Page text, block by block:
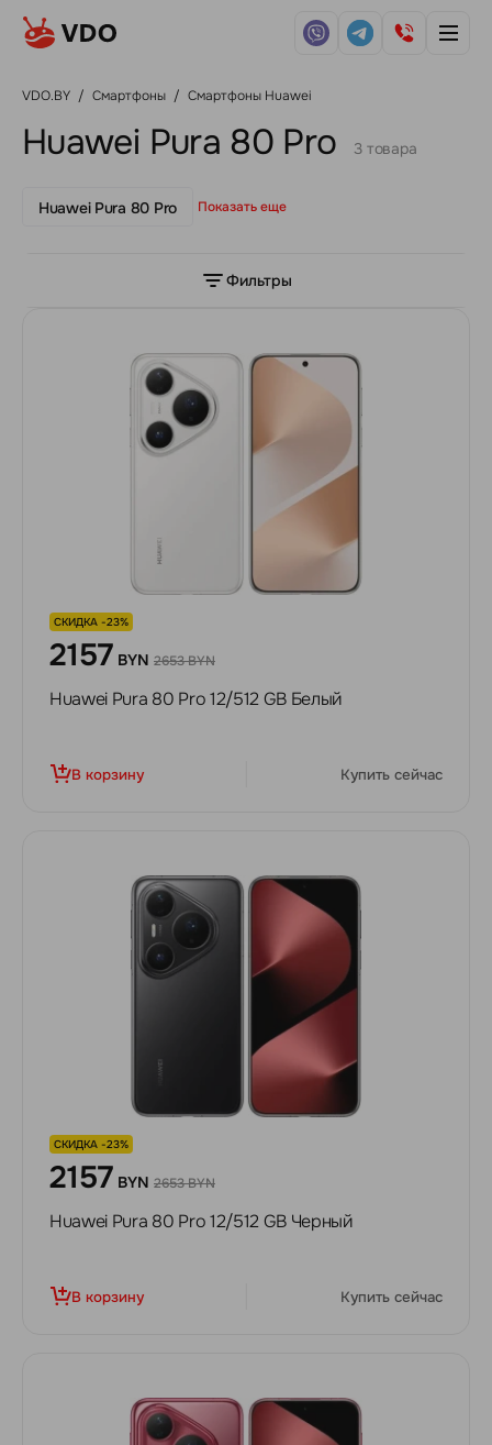
VDO.BY / Смартфоны / Смартфоны Huawei
Huawei Pura 80 Pro 3 товара
Huawei Pura 80 Pro Показать еще
Фильтры
СКИДКА -23%
2157 BYN 2653 BYN
Huawei Pura 80 Pro 12/512 GB Белый
В корзину Купить сейчас
СКИДКА -23%
2157 BYN 2653 BYN
Huawei Pura 80 Pro 12/512 GB Черный
В корзину Купить сейчас